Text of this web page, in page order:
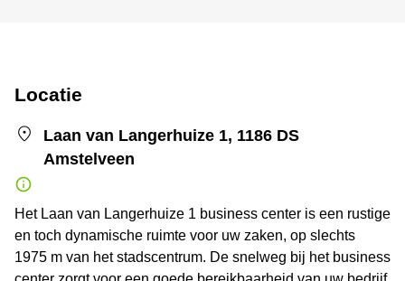
Locatie
Laan van Langerhuize 1, 1186 DS
Amstelveen
Het Laan van Langerhuize 1 business center is een rustige
en toch dynamische ruimte voor uw zaken, op slechts
1975 m van het stadscentrum. De snelweg bij het business